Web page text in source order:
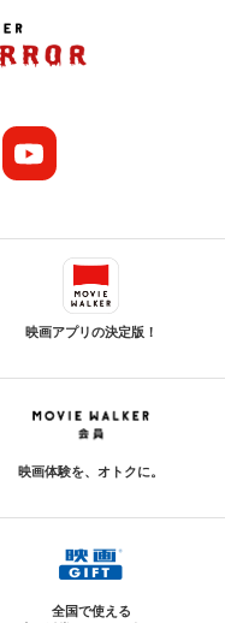
映画アプリの決定版！
映画体験を、オトクに。
全国で使える